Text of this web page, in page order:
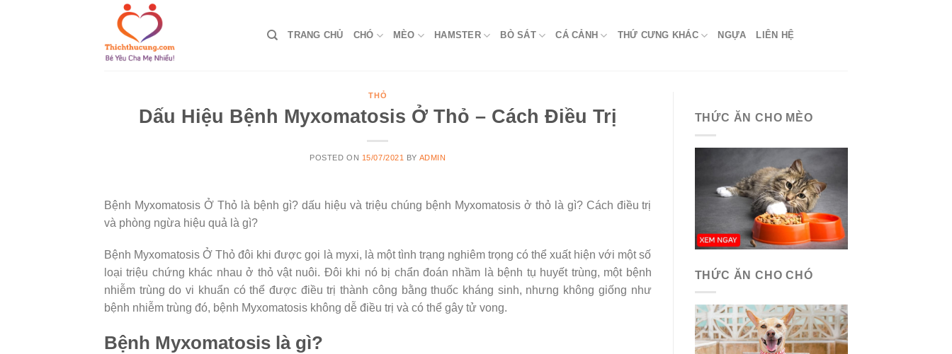
TRANG CHỦ CHÓ MÈO HAMSTER BÒ SÁT CÁ CẢNH THỨ CƯNG KHÁC NGỰA LIÊN HỆ
THỎ
Dấu Hiệu Bệnh Myxomatosis Ở Thỏ – Cách Điều Trị
POSTED ON 15/07/2021 BY ADMIN
Bệnh Myxomatosis Ở Thỏ là bệnh gì? dấu hiệu và triệu chúng bệnh Myxomatosis ở thỏ là gì? Cách điều trị
và phòng ngừa hiệu quả là gì?
Bệnh Myxomatosis Ở Thỏ đôi khi được gọi là myxi, là một tình trạng nghiêm trọng có thể xuất hiện với một số
loại triệu chứng khác nhau ở thỏ vật nuôi. Đôi khi nó bị chẩn đoán nhầm là bệnh tụ huyết trùng, một bệnh
nhiễm trùng do vi khuẩn có thể được điều trị thành công bằng thuốc kháng sinh, nhưng không giống như
bệnh nhiễm trùng đó, bệnh Myxomatosis không dễ điều trị và có thể gây tử vong.
Bệnh Myxomatosis là gì?
THỨC ĂN CHO MÈO
THỨC ĂN CHO CHÓ